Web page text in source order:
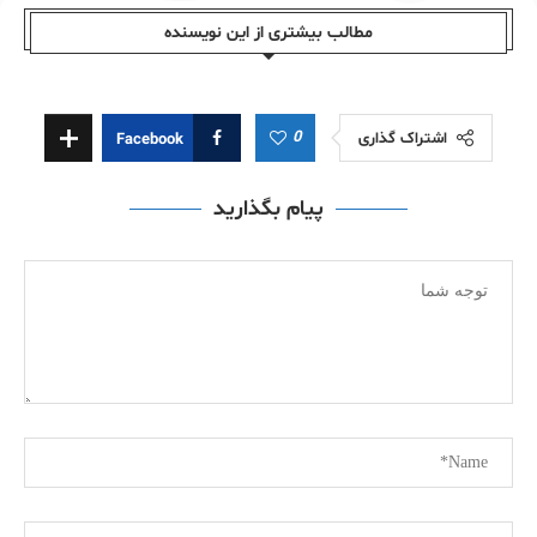
مطالب بیشتری از این نویسندە
اشتراک گذاری 0
Facebook
پیام بگذارید